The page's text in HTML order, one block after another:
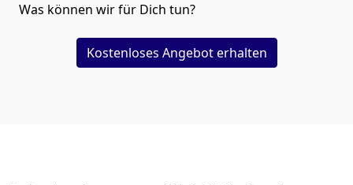
Was können wir für Dich tun?
Kostenloses Angebot erhalten